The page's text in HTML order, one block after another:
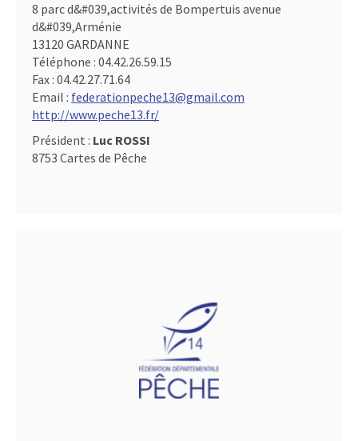
8 parc d&#039,activités de Bompertuis avenue
d&#039,Arménie
13120 GARDANNE
Téléphone : 04.42.26.59.15
Fax : 04.42.27.71.64
Email : federationpeche13@gmail.com
http://www.peche13.fr/
Président : Luc ROSSI
8753 Cartes de Pêche